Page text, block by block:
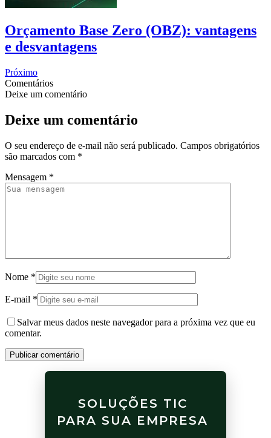
Orçamento Base Zero (OBZ): vantagens
e desvantagens
Próximo
Comentários
Deixe um comentário
Deixe um comentário
O seu endereço de e-mail não será publicado. Campos obrigatórios
são marcados com *
Mensagem *
Nome *
E-mail *
Salvar meus dados neste navegador para a próxima vez que eu
comentar.
Publicar comentário
SOLUÇÕES TIC
PARA SUA EMPRESA